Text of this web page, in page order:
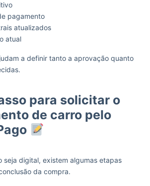
pagamento
atualizados
atual
a definir tanto a aprovação quanto
para solicitar o
de carro pelo
seja digital, existem algumas etapas
da compra.